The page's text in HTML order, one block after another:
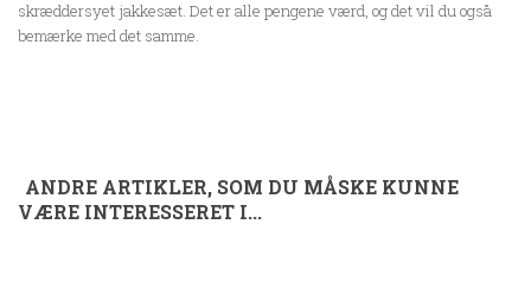
skræddersyet jakkesæt. Det er alle pengene værd, og det vil du også
bemærke med det samme.
ANDRE ARTIKLER, SOM DU MÅSKE KUNNE
VÆRE INTERESSERET I...